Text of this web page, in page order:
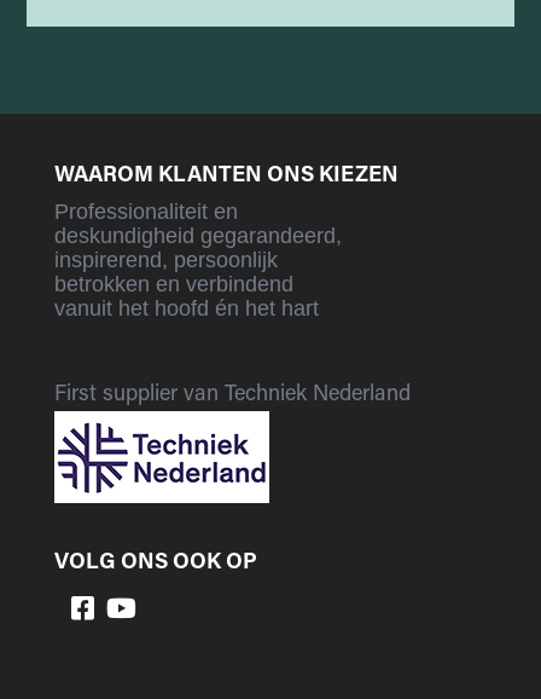
WAAROM KLANTEN ONS KIEZEN
Professionaliteit en
deskundigheid gegarandeerd,
inspirerend, persoonlijk
betrokken en verbindend
vanuit het hoofd én het hart
First supplier van Techniek Nederland
VOLG ONS OOK OP